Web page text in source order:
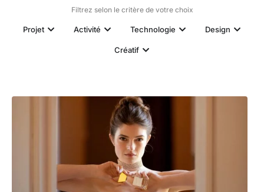
Filtrez selon le critère de votre choix
Projet Activité Technologie Design
Créatif